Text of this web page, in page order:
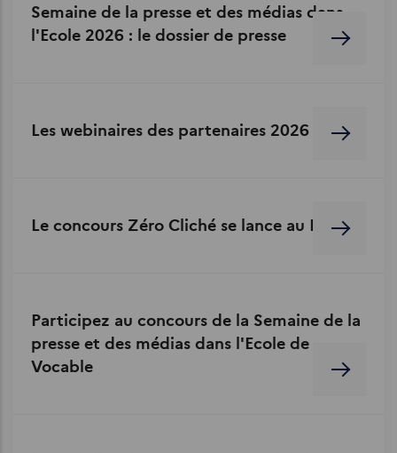
Semaine de la presse et des médias dans
l'Ecole 2026 : le dossier de presse
Les webinaires des partenaires 2026
Le concours Zéro Cliché se lance au Brésil !
Participez au concours de la Semaine de la
presse et des médias dans l'Ecole de
Vocable